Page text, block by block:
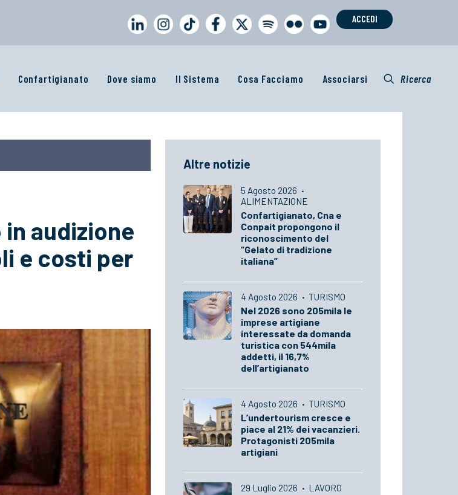
ACCEDI
Confartigianato Dove siamo Il Sistema Cosa Facciamo Associarsi Ricerca
in audizione
e costi per
Altre notizie
5 Agosto 2026 ·
ALIMENTAZIONE
Confartigianato, Cna e
Conpait propongono il
riconoscimento del
“Gelato di tradizione
italiana”
4 Agosto 2026 · TURISMO
Nel 2026 sono 205mila le
imprese artigiane
interessate da domanda
turistica con 544mila
addetti, il 16,7%
dell’artigianato
4 Agosto 2026 · TURISMO
L’undertourism cresce e
piace al 21% dei vacanzieri.
Protagonisti 205mila
artigiani
29 Luglio 2026 · LAVORO